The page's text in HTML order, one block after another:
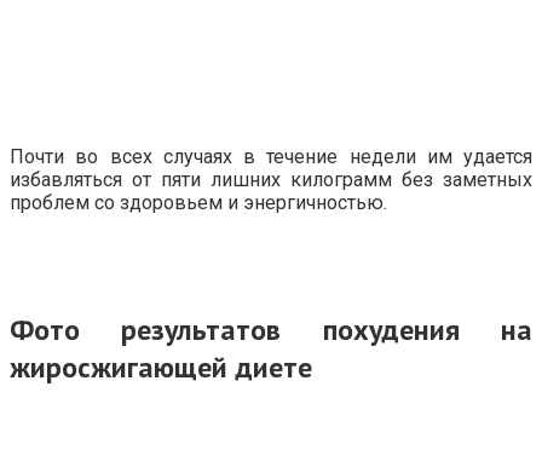
Почти во всех случаях в течение недели им удается
избавляться от пяти лишних килограмм без заметных
проблем со здоровьем и энергичностью.
Фото результатов похудения на
жиросжигающей диете